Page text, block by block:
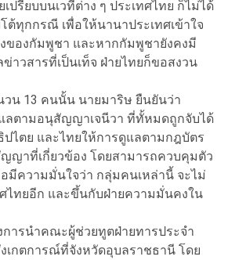
ปรียบบนเวทีต่าง ๆ ประเทศไทย ก็ไม่ได้
ต้ทุกกรณี เพื่อให้นานาประเทศเข้าใจ
ของกัมพูชา และหากกัมพูชายังคงมี
าวสารที่เป็นเท็จ ฝ่ายไทยก็ขอสงวน
น 13 คนนั้น นายมาริษ ยืนยันว่า
ลตามอนุสัญญาเจนีวา ที่ทั้หมดถูกจับได้
ไตย และไทยให้การดูแลตามกฎบัตร
ญาที่เกี่ยวข้อง โดยสามารถควบคุมตัว
มีความมั่นใจว่า กลุ่มคนเหล่านี้ จะไม่
ไทยอีก และขึ้นกับฝ่ายความมั่นคงใน
การนำคณะผู้ช่วยทูตฝ่ายทารประจำ
เกตการณ์ที่จังหวัดอุบลราชธานี โดย